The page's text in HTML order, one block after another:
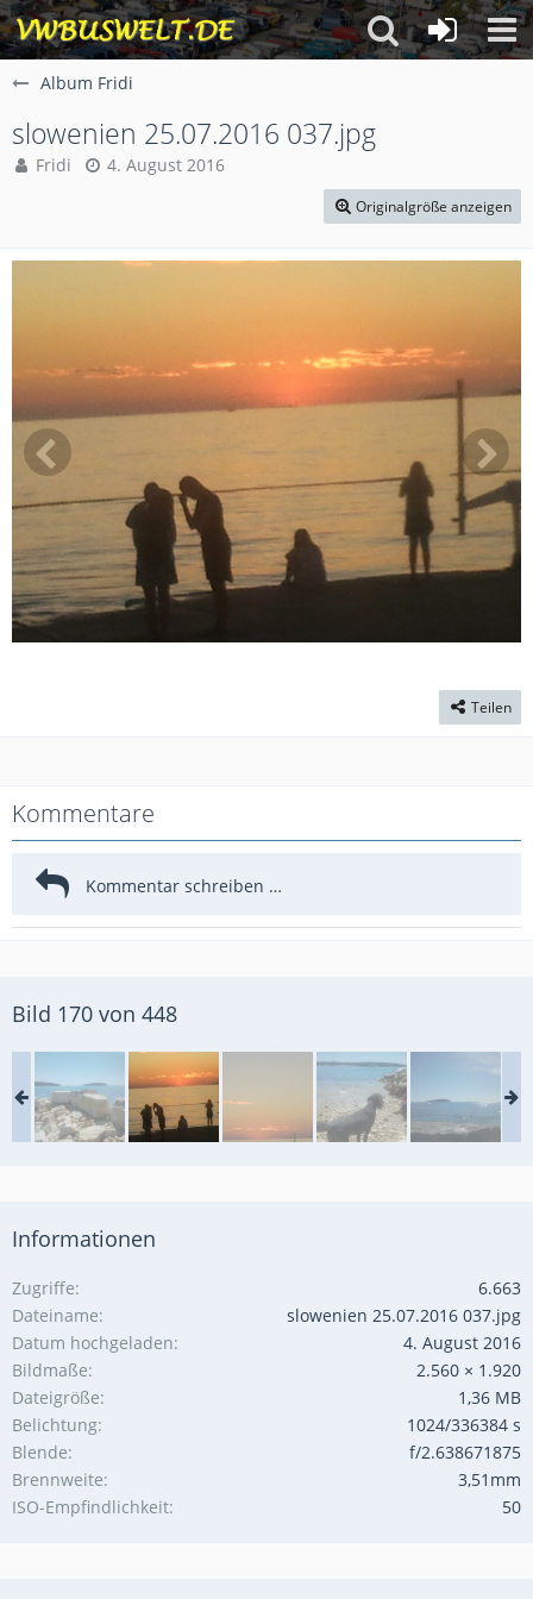
Album Fridi
slowenien 25.07.2016 037.jpg
Fridi 4. August 2016
Originalgröße anzeigen
Teilen
Kommentare
Bild 170 von 448
Informationen
Zugriffe
6.663
Dateiname
slowenien 25.07.2016 037.jpg
Datum hochgeladen
4. August 2016
Bildmaße
2.560 × 1.920
Dateigröße
1,36 MB
Belichtung
1024/336384 s
Blende
f/2.638671875
Brennweite
3,51mm
ISO-Empfindlichkeit
50